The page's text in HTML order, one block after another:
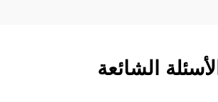
الأسئلة الشائعة